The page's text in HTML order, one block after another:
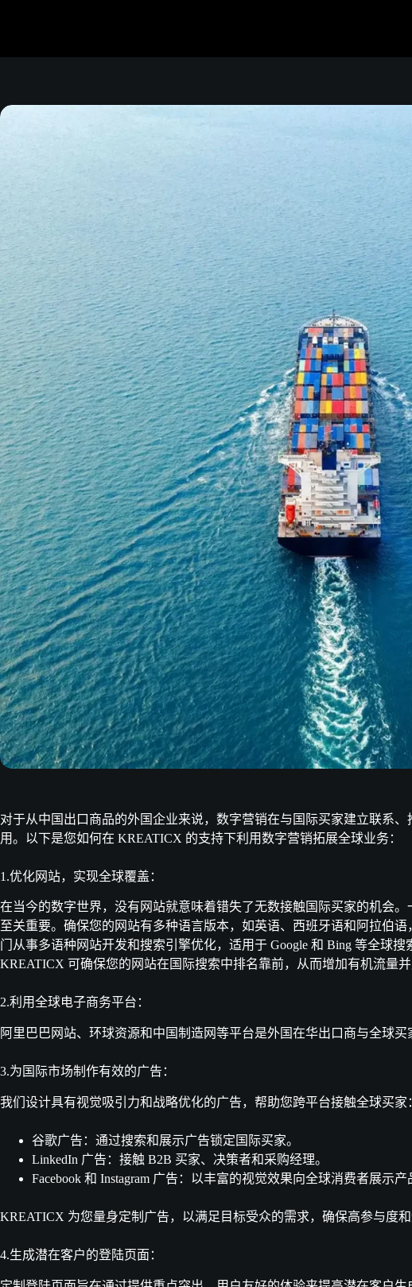
对于从中国出口商品的外国企业来说，数字营销在与国际买家建立联系
用。以下是您如何在 KREATICX 的支持下利用数字营销拓展全球业务：
1.优化网站，实现全球覆盖：
在当今的数字世界，没有网站就意味着错失了无数接触国际买家的机会
至关重要。确保您的网站有多种语言版本，如英语、西班牙语和阿拉伯
门从事多语种网站开发和搜索引擎优化，适用于 Google 和 Bing 等全球搜
KREATICX 可确保您的网站在国际搜索中排名靠前，从而增加有机流量并
2.利用全球电子商务平台：
阿里巴巴网站、环球资源和中国制造网等平台是外国在华出口商与全球买
3.为国际市场制作有效的广告：
我们设计具有视觉吸引力和战略优化的广告，帮助您跨平台接触全球买家
谷歌广告：通过搜索和展示广告锁定国际买家。
LinkedIn 广告：接触 B2B 买家、决策者和采购经理。
Facebook 和 Instagram 广告：以丰富的视觉效果向全球消费者展示产
KREATICX 为您量身定制广告，以满足目标受众的需求，确保高参与度和
4.生成潜在客户的登陆页面：